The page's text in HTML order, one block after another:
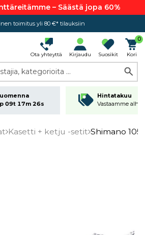
– Säästä jopa 60%
toimitus yli 80 €* tilauksiin
Hintatakuu
Ota yhteyttä Kirjaudu Suosikit
0
Kori
kategorioita ...
09t 17m 25s
Hintatakuu
Vastaamme
Kasetti + ketju -setit Shimano